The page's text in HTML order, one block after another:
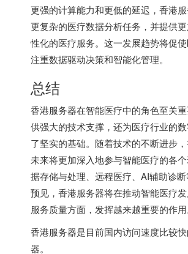
更强的计算能力和更低的延迟，香港
更复杂的医疗数据分析任务，并提供
性化的医疗服务。这一发展趋势将促
注重数据驱动决策和智能化管理。
总结
香港服务器在智能医疗中的角色至关
供强大的技术支撑，还为医疗行业的
了坚实的基础。随着技术的不断进步
未来将更加深入地参与智能医疗的各
据存储与处理、远程医疗、AI辅助诊
预见，香港服务器将在推动智能医疗
服务质量方面，发挥越来越重要的作用
香港服务器是目前国内访问速度比较
器。